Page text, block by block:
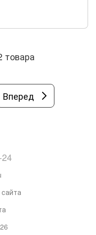
товара
Вперед